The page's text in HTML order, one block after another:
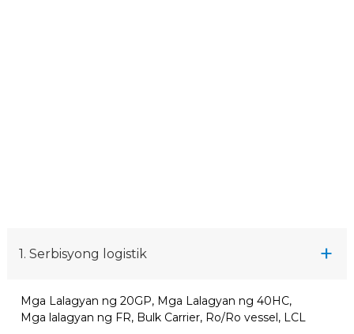
1. Serbisyong logistik +
Mga Lalagyan ng 20GP, Mga Lalagyan ng 40HC,
Mga lalagyan ng FR, Bulk Carrier, Ro/Ro vessel, LCL